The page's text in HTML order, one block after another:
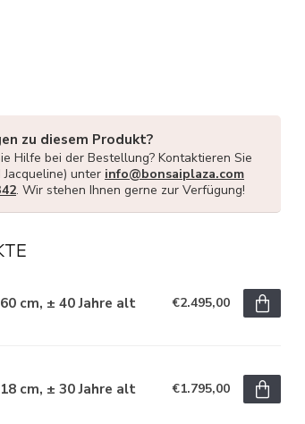
zu diesem Produkt?
Hilfe bei der Bestellung? Kontaktieren Sie
unter info@bonsaiplaza.com
. Wir stehen Ihnen gerne zur Verfügung!
cm, ± 40 Jahre alt €2.495,00
cm, ± 30 Jahre alt €1.795,00